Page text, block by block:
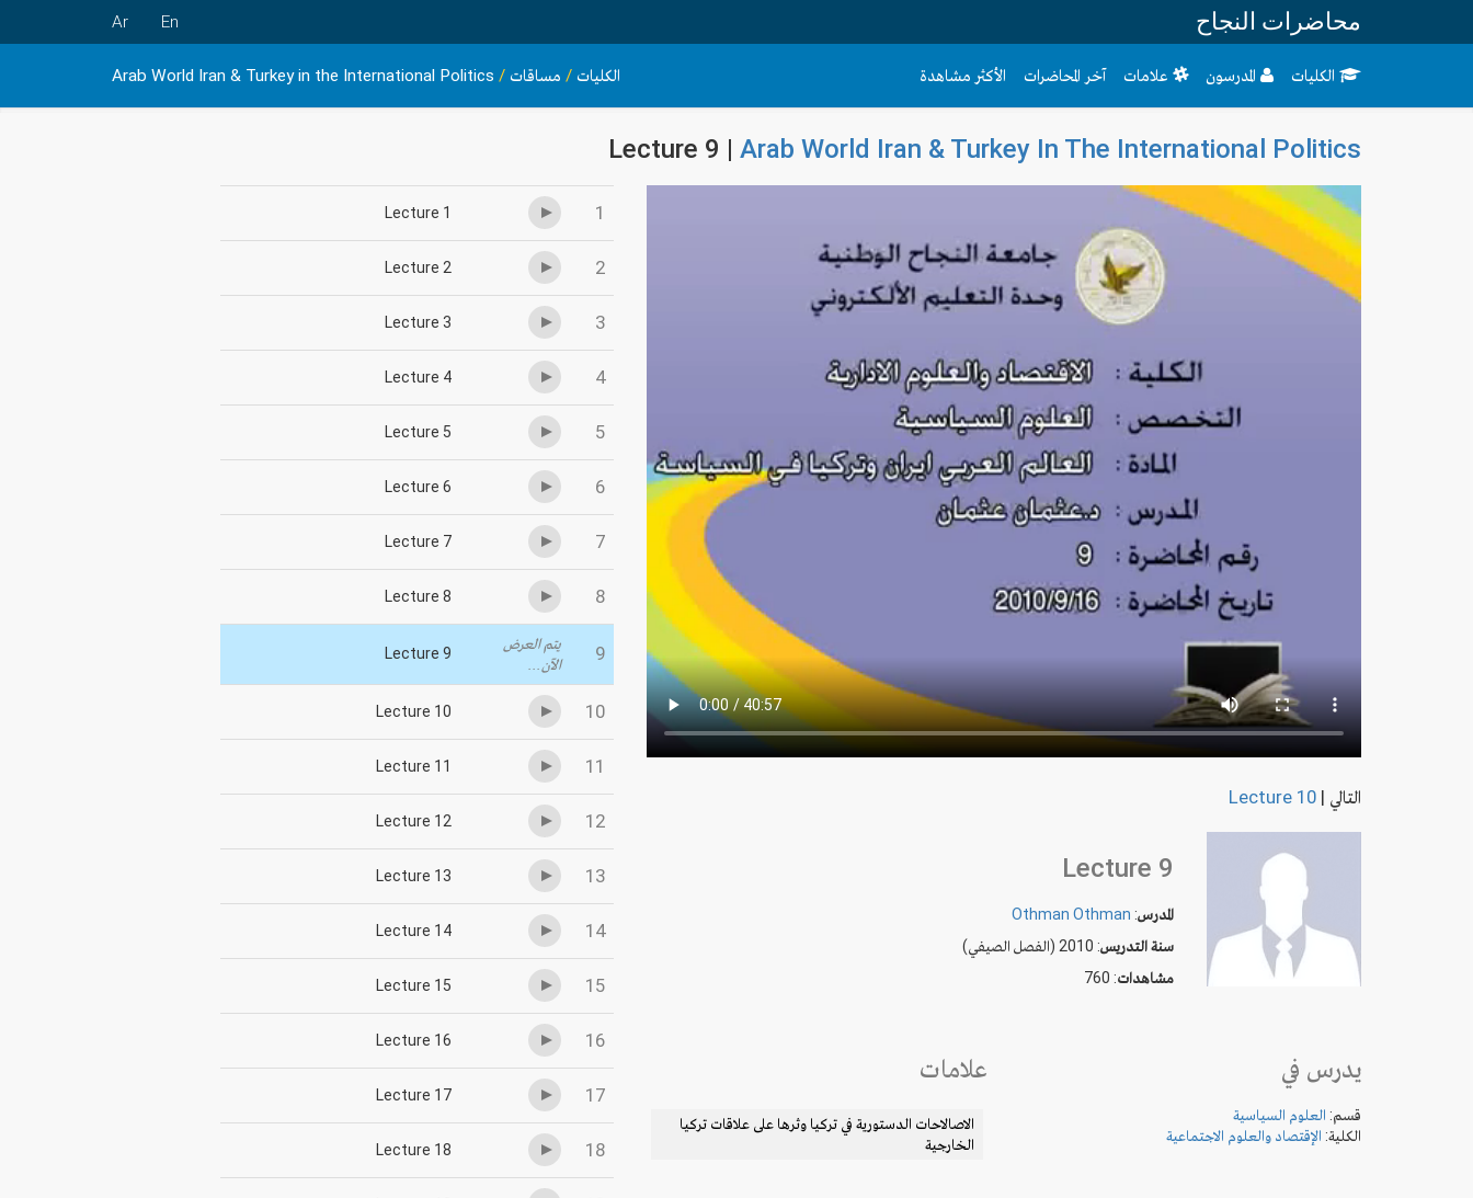
محاضرات النجاح En
Ar
الكليات المدرسون علامات آخر المحاضرات الأكثر مشاهدة الكليات / مساقات /
Arab World Iran & Turkey in the International Politics
Lecture 9 | Arab World Iran & Turkey In The International Politics
التالي |
Lecture 10
Lecture 9
المدرس:
Othman Othman
سنة التدريس: 2010 (الفصل الصيفي)
مشاهدات: 760
يدرس في
قسم: العلوم السياسية
الكلية: الإقتصاد والعلوم الاجتماعية
علامات
الاصالاحات الدستورية في تركيا وثرها على علاقات تركيا
الخارجية
1
Lecture 1
2
Lecture 2
3
Lecture 3
4
Lecture 4
5
Lecture 5
6
Lecture 6
7
Lecture 7
8
Lecture 8
9
يتم العرض
الآن...
Lecture 9
10
Lecture 10
11
Lecture 11
12
Lecture 12
13
Lecture 13
14
Lecture 14
15
Lecture 15
16
Lecture 16
17
Lecture 17
18
Lecture 18